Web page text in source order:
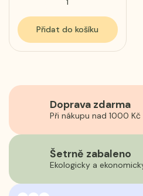
Doprava zdarma
Při nákupu nad 1000 Kč
Šetrně zabaleno
Ekologicky a
Přidat do košíku